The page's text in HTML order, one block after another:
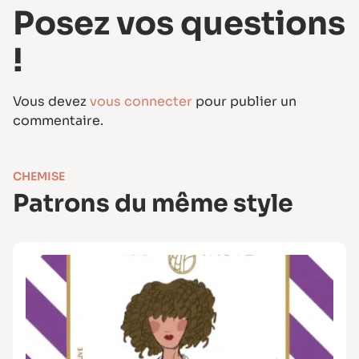
Posez vos questions
!
Vous devezvous connecter pour publier un
commentaire.
CHEMISE
Patrons du même style